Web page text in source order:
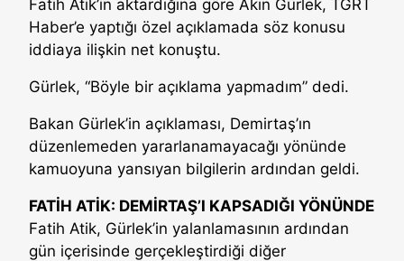
Fatih Atik’in aktardığına göre Akın Gürlek, TGRT
Haber’e yaptığı özel açıklamada söz konusu
iddiaya ilişkin net konuştu.
Gürlek, “Böyle bir açıklama yapmadım” dedi.
Bakan Gürlek’in açıklaması, Demirtaş’ın
düzenlemeden yararlanamayacağı yönünde
kamuoyuna yansıyan bilgilerin ardından geldi.
FATİH ATİK: DEMİRTAŞ’I KAPSADIĞI YÖNÜNDE
Fatih Atik, Gürlek’in yalanlamasının ardından
gün içerisinde gerçekleştirdiği diğer